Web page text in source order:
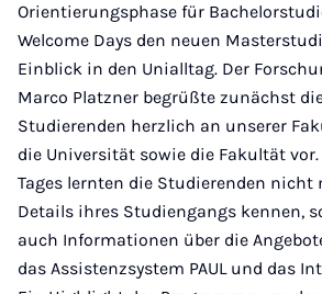
Orientierungsphase für
Welcome Days den neuen
Einblick in den Unialltag. Der
Marco Platzner begrüßte zunächst
Studierenden herzlich an unserer
die Universität sowie die Fakultät vor.
Tages lernten die Studierenden
Details ihres Studiengangs kennen,
auch Informationen über die
das Assistenzsystem PAUL und das